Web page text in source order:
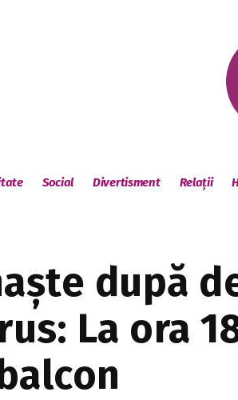
Social Divertisment Relații
după
La ora